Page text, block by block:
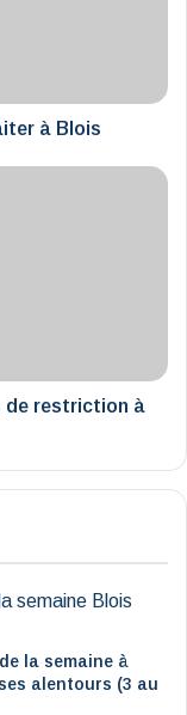
à Blois
de restriction à
la semaine à
alentours (3 au